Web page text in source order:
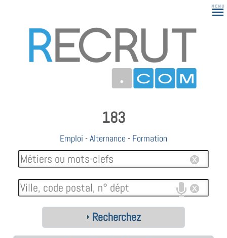
183
Emploi -Alternance - Formation
Recherchez